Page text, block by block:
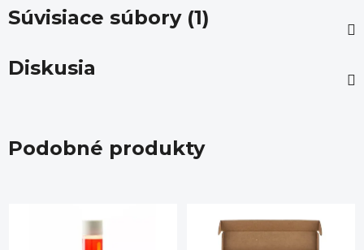
Súvisiace súbory (1)
Diskusia
Podobné produkty